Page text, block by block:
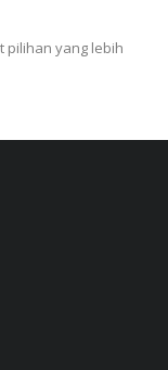
pilihan yang lebih